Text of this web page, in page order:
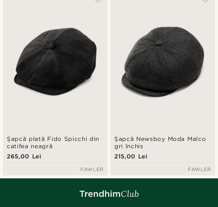
Șapcă plată Fido Spicchi din
catifea neagră
265,00 Lei
FAWLER
Șapcă Newsboy Moda Malco
gri închis
215,00 Lei
FAWLER